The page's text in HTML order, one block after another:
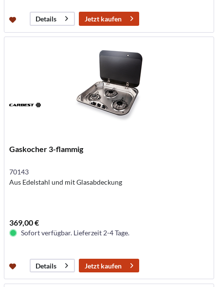
Details Jetzt kaufen
Gaskocher 3-flammig
70143
Aus Edelstahl und mit Glasabdeckung
369,00 €
Sofort verfügbar. Lieferzeit 2-4 Tage.
Details Jetzt kaufen